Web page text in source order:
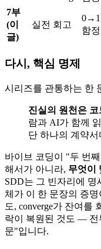
7부
(이
글)
실전 회고
0→1
함
다시, 핵심 명제
시리즈를 관통하는 한
진실의 원천은
람과 AI가 함께
단 하나의 계약서
바이브 코딩이 "두 번
해서가 아니라, 무엇이
SDD는 그 빈자리에 명
체가 이 한 문장의 증명
도, converge가 잔여를
락이 복원된 것도 — 전
문"입니다.